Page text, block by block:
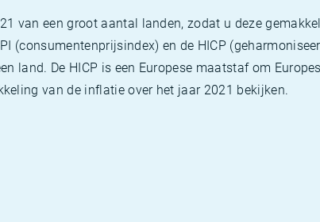
van een groot aantal landen, zodat u deze
en de HICP
land. De HICP is een Europese maatstaf om
van de inflatie over het jaar 2021 bekijken.